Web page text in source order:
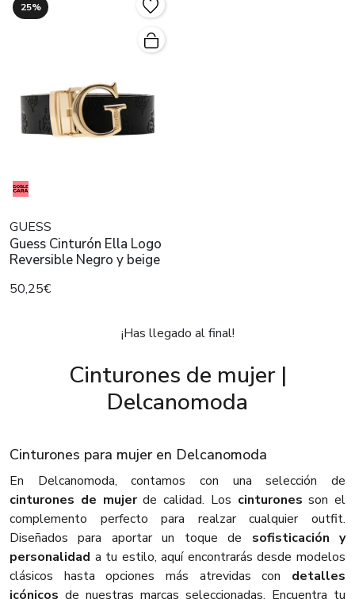
25%
GUESS
Guess Cinturón Ella Logo
Reversible Negro y beige
50,25€
¡Has llegado al final!
Cinturones de mujer |
Delcanomoda
Cinturones para mujer en Delcanomoda
En Delcanomoda, contamos con una selección de
cinturones de mujerde calidad. Los cinturones son el
complemento perfecto para realzar cualquier outfit.
Diseñados para aportar un toque de sofisticación y
personalidad a tu estilo, aquí encontrarás desde modelos
clásicos hasta opciones más atrevidas con detalles
icónicos de nuestras marcas seleccionadas. Encuentra tu